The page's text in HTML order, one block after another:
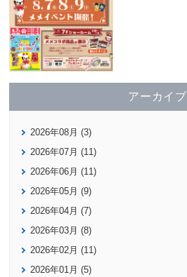
アーカイブ
2026年08月 (3)
2026年07月 (11)
2026年06月 (11)
2026年05月 (9)
2026年04月 (7)
2026年03月 (8)
2026年02月 (11)
2026年01月 (5)